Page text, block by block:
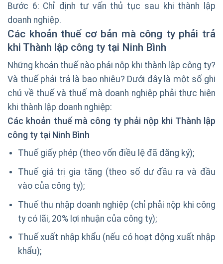
Bước 6: Chỉ định tư vấn thủ tục sau khi thành lập
doanh nghiệp.
Các khoản thuế cơ bản mà công ty phải trả
khi Thành lập công ty tại Ninh Bình
Những khoản thuế nào phải nộp khi thành lập công ty?
Và thuế phải trả là bao nhiêu? Dưới đây là một số ghi
chú về thuế và thuế mà doanh nghiệp phải thực hiện
khi thành lập doanh nghiệp:
Các khoản thuế mà công ty phải nộp khi Thành lập
công ty tại Ninh Bình
Thuế giấy phép (theo vốn điều lệ đã đăng ký);
Thuế giá trị gia tăng (theo số dư đầu ra và đầu
vào của công ty);
Thuế thu nhập doanh nghiệp (chỉ phải nộp khi công
ty có lãi, 20% lợi nhuận của công ty);
Thuế xuất nhập khẩu (nếu có hoạt động xuất nhập
khẩu);